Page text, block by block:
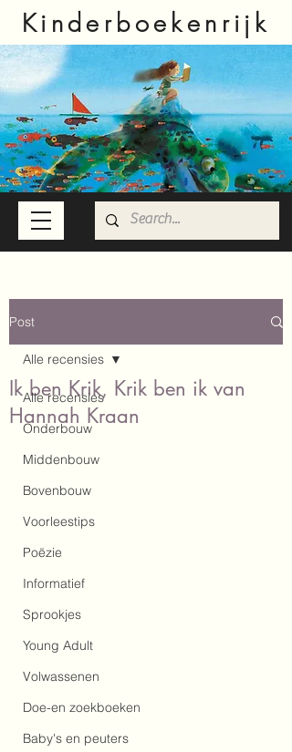
Kinderboekenrijk
Post
Alle recensies
Onderbouw
Middenbouw
Bovenbouw
Voorleestips
Poëzie
Informatief
Sprookjes
Young Adult
Volwassenen
Doe-en zoekboeken
Baby's en peuters
Alle recensies
Ik ben Krik, Krik ben ik van
Hannah Kraan